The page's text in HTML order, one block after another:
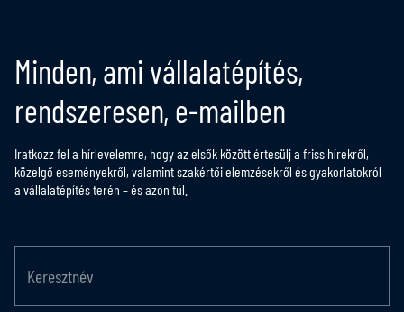
Minden, ami vállalatépítés,
rendszeresen, e-mailben
Iratkozz fel a hírlevelemre, hogy az elsők között értesülj a friss hírekről,
közelgő eseményekről, valamint szakértői elemzésekről és gyakorlatokról
a vállalatépítés terén – és azon túl.